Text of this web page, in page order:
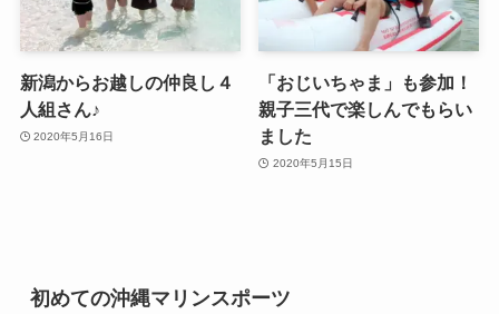
新潟からお越しの仲良し４
人組さん♪
2020年5月16日
「おじいちゃま」も参加！
親子三代で楽しんでもらい
ました
2020年5月15日
初めての沖縄マリンスポーツ